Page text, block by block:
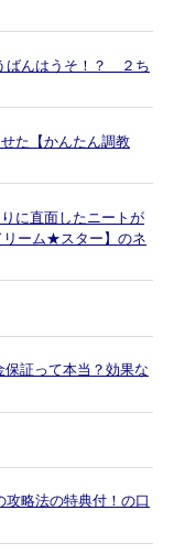
ばんはうそ！？ ２ち
た【かんたん調教
に直面したニートが
リーム★スター】のネ
証って本当？効果な
略法の特典付！の口